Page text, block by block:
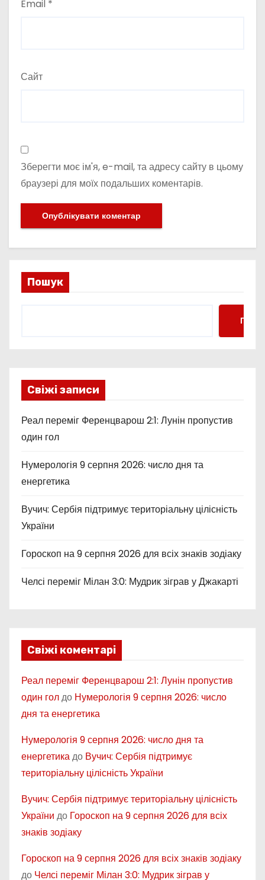
Email *
Сайт
Зберегти моє ім'я, e-mail, та адресу сайту в цьому
браузері для моїх подальших коментарів.
Пошук
Свіжі записи
Реал переміг Ференцварош 2:1: Лунін пропустив
один гол
Нумерологія 9 серпня 2026: число дня та
енергетика
Вучич: Сербія підтримує територіальну цілісність
України
Гороскоп на 9 серпня 2026 для всіх знаків зодіаку
Челсі переміг Мілан 3:0: Мудрик зіграв у Джакарті
Свіжі коментарі
Реал переміг Ференцварош 2:1: Лунін пропустив
один голдо Нумерологія 9 серпня 2026: число
дня та енергетика
Нумерологія 9 серпня 2026: число дня та
енергетикадо Вучич: Сербія підтримує
територіальну цілісність України
Вучич: Сербія підтримує територіальну цілісність
України до Гороскоп на 9 серпня 2026 для всіх
знаків зодіаку
Гороскоп на 9 серпня 2026 для всіх знаків зодіаку
до Челсі переміг Мілан 3:0: Мудрик зіграв у